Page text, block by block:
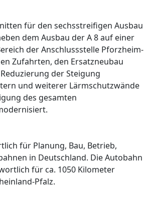
für den sechsstreifigen Ausbau
dem Ausbau der A 8 auf einer
der Anschlussstelle Pforzheim-
Zufahrten, den Ersatzneubau
der Steigung
und weiterer Lärmschutzwände
des gesamten
für Planung, Bau, Betrieb,
in Deutschland. Die Autobahn
für ca. 1050 Kilometer
Pfalz.